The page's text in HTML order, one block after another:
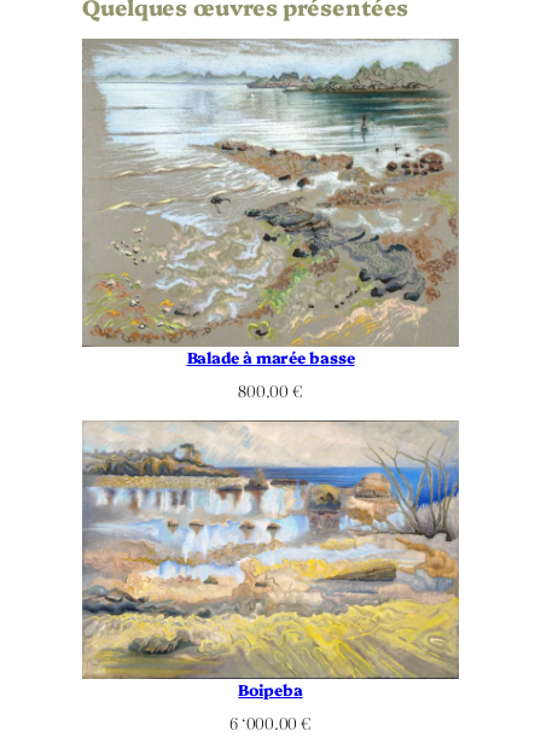
Quelques œuvres présentées
Balade à marée basse
800.00 €
Boipeba
6 ‘000.00 €